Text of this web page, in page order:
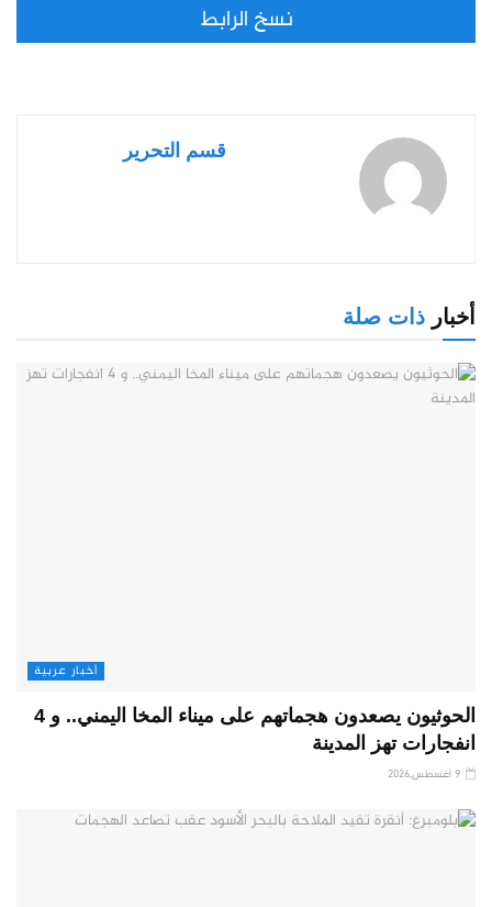
نسخ الرابط
قسم التحرير
أخبار ذات صلة
أخبار عربية
الحوثيون يصعدون هجماتهم على ميناء المخا اليمني.. و 4
انفجارات تهز المدينة